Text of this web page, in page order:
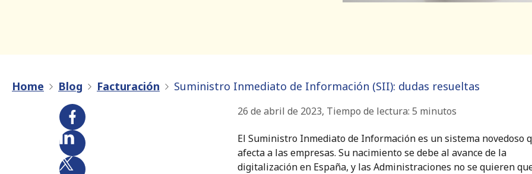
Home Blog Facturación Suministro Inmediato de Información (SII): dudas resueltas
26 de abril de 2023, Tiempo de lectura: 5 minutos
El Suministro Inmediato de Información es un sistema novedoso
afecta a las empresas. Su nacimiento se debe al avance de la
digitalización en España, y las Administraciones no se quieren